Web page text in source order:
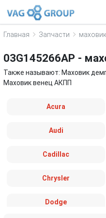
Главная Запчасти маховик
03G145266AP -
Также называют: Маховик
Маховик венец АКПП
Acura
Audi
Cadillac
Chrysler
Dodge